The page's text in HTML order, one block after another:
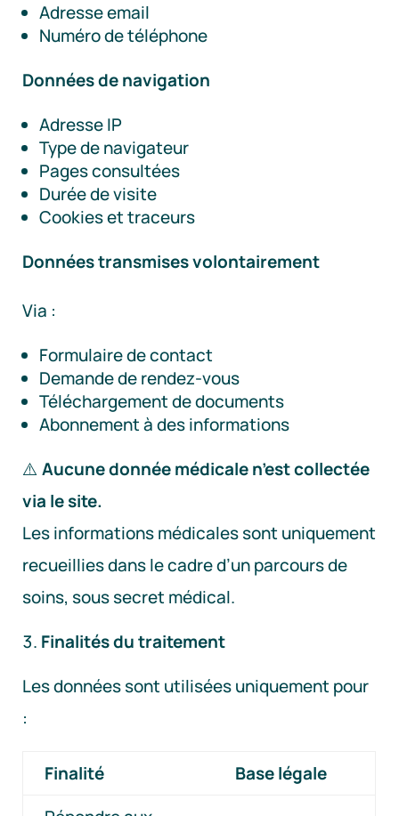
Adresse email
Numéro de téléphone
Données de navigation
Adresse IP
Type de navigateur
Pages consultées
Durée de visite
Cookies et traceurs
Données transmises volontairement
Via :
Formulaire de contact
Demande de rendez-vous
Téléchargement de documents
Abonnement à des informations
⚠️Aucune donnée médicale n’est collectée
via le site.
Les informations médicales sont uniquement
recueillies dans le cadre d’un parcours de
soins, sous secret médical.
Finalités du traitement
Les données sont utilisées uniquement pour
:
Finalité
Base légale